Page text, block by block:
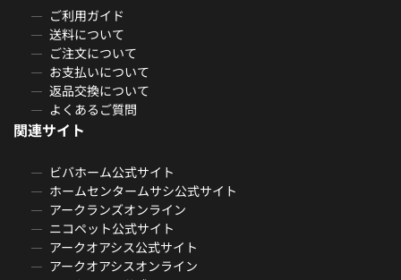
ご利用ガイド
送料について
ご注文について
お支払いについて
返品交換について
よくあるご質問
関連サイト
ビバホーム公式サイト
ホームセンタームサシ公式サイト
アークランズオンライン
ニコペット公式サイト
アークオアシス公式サイト
アークオアシスオンライン